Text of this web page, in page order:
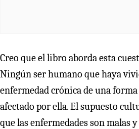
Creo que el libro aborda esta
Ningún ser humano que haya
enfermedad crónica de una
afectado por ella. El supuesto
que las enfermedades son malas